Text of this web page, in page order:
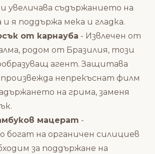
увеличава съдържанието на
я поддържа мека и гладка.
от карнауба - Извлечен от
родом от Бразилия, този
агент. Защитава
непрекъснат филм
на грима, заменя
мацерат -
богат на органичен силициев
за поддържане на